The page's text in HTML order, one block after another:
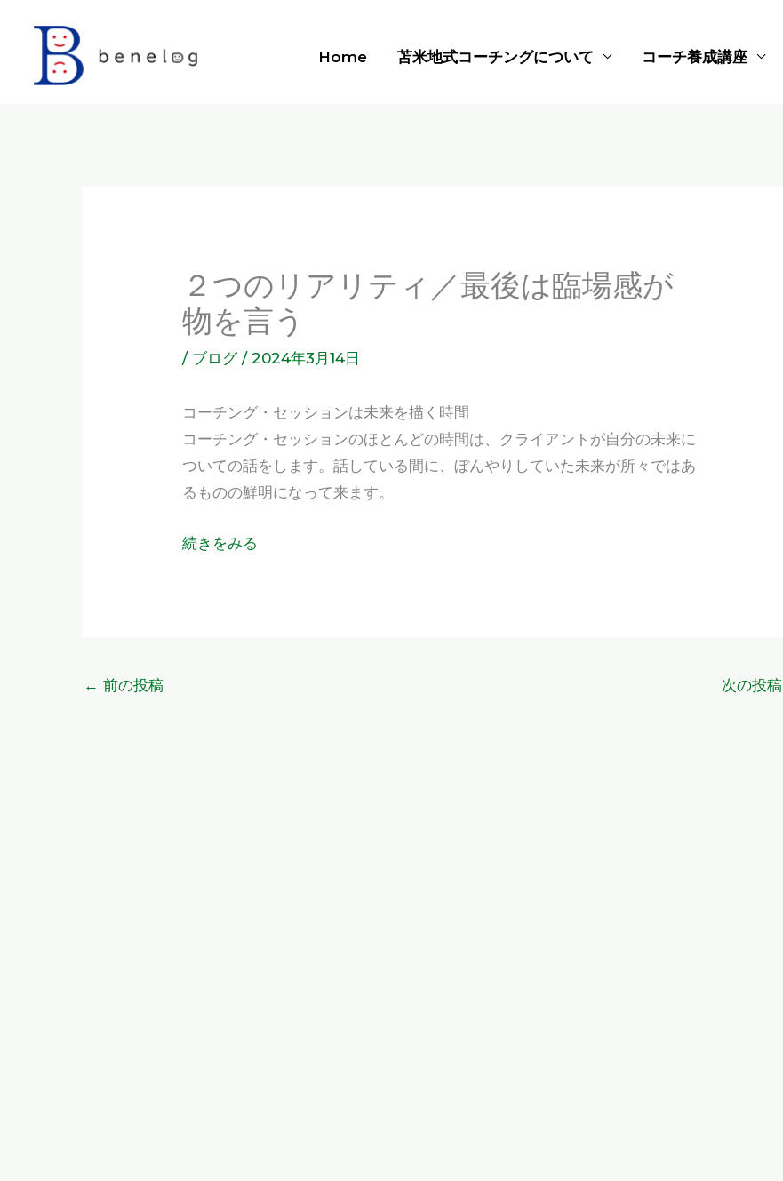
Home 苫米地式コーチングについて コーチ養成講座
２つのリアリティ／最後は臨場感が
物を言う
/ ブログ/2024年3月14日
コーチング・セッションは未来を描く時間
コーチング・セッションのほとんどの時間は、クライアントが自分の未来に
ついての話をします。話している間に、ぼんやりしていた未来が所々ではあ
るものの鮮明になって来ます。
続きをみる
← 前の投稿 次の投稿